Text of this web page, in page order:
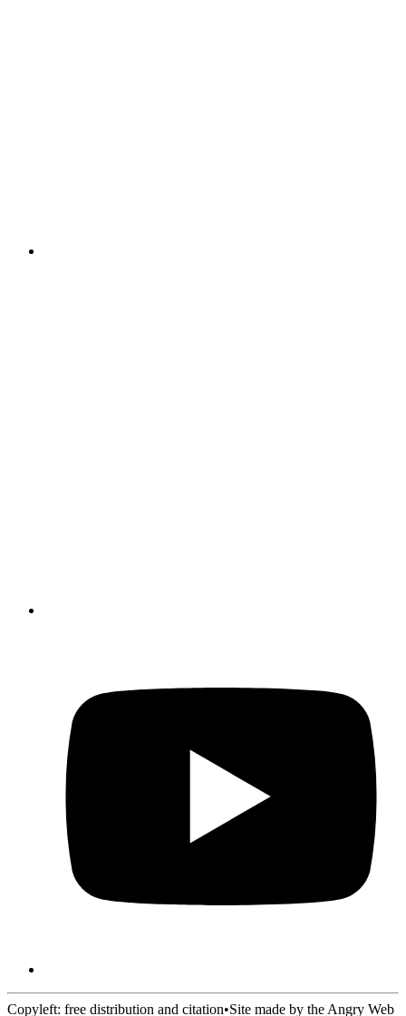
Copyleft: free distribution and citation•Site made by the Angry Web